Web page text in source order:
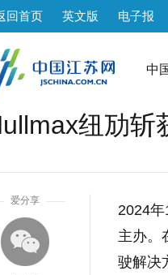
回首页 英文版 电子报
中
纽劢斩
爱分享
2024
主办。
驶解决